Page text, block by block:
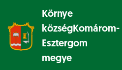
Környe
község Komárom-
Esztergom
megye